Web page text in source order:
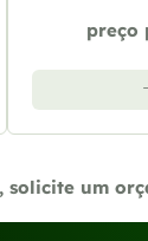
preço
um